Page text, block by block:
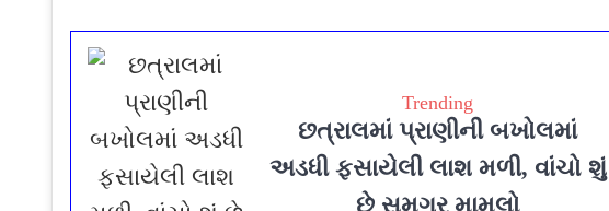
Trending
છત્રાલમાં પ્રાણીની બખોલમાં
અડધી ફસાયેલી લાશ મળી, વાંચો શું
છે સમગ્ર મામલો